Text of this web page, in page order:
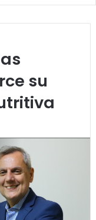
su